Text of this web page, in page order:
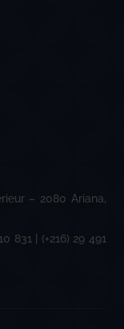
– 2080 Ariana,
831 | (+216) 29 491